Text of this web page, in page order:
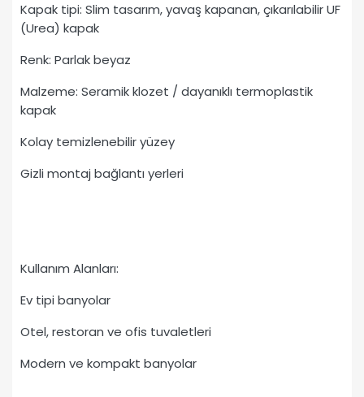
Kapak tipi: Slim tasarım, yavaş kapanan, çıkarılabilir UF
(Urea) kapak
Renk: Parlak beyaz
Malzeme: Seramik klozet / dayanıklı termoplastik
kapak
Kolay temizlenebilir yüzey
Gizli montaj bağlantı yerleri
Kullanım Alanları:
Ev tipi banyolar
Otel, restoran ve ofis tuvaletleri
Modern ve kompakt banyolar